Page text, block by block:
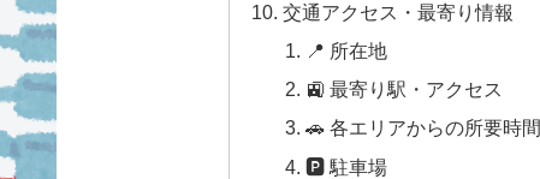
交通アクセス・最寄り情報
📍 所在地
🚉 最寄り駅・アクセス
🚗 各エリアからの所要時間
🅿 駐車場